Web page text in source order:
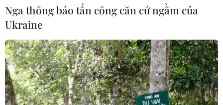
Nga thông báo tấn công căn cứ ngầm của
Ukraine